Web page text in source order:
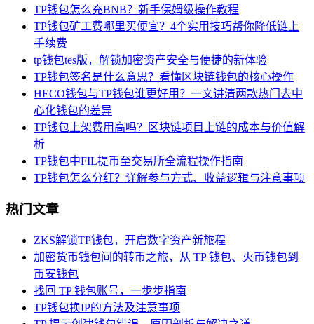
TP钱包怎么充BNB？新手保姆级操作教程
TP钱包矿工费哪里买便宜？4个实用技巧帮你降低链上
手续费
tp钱包tes版，解锁加密资产安全与便捷的新体验
TP钱包签名是什么意思？看懂区块链钱包的核心操作
HECO钱包与TP钱包谁更好用？一文讲清两款热门去中
心化钱包的差异
TP钱包上架费用高吗？区块链项目上链的成本与价值解
析
TP钱包中FIL提币至交易所全流程操作指南
TP钱包怎么分红？详解参与方式、收益逻辑与注意事项
热门文章
ZKS解锁TP钱包，开启数字资产新旅程
加密货币钱包间的转币之旅，从 TP 钱包、火币钱包到
币安钱包
找回 TP 钱包账号，一步步指南
TP钱包换IP的方法及注意事项